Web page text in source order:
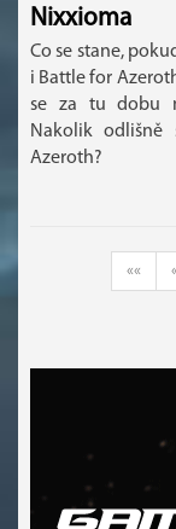
Nixxioma
Co se stane,
i Battle for
se za tu dobu
Nakolik
Azeroth?
««